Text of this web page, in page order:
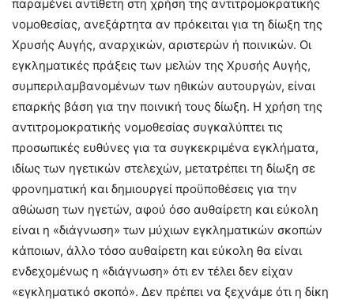
παραμένει αντίθετη στη χρήση της αντιτρομοκρατικής
νομοθεσίας, ανεξάρτητα αν πρόκειται για τη δίωξη της
Χρυσής Αυγής, αναρχικών, αριστερών ή ποινικών. Οι
εγκληματικές πράξεις των μελών της Χρυσής Αυγής,
συμπεριλαμβανομένων των ηθικών αυτουργών, είναι
επαρκής βάση για την ποινική τους δίωξη. Η χρήση της
αντιτρομοκρατικής νομοθεσίας συγκαλύπτει τις
προσωπικές ευθύνες για τα συγκεκριμένα εγκλήματα,
ιδίως των ηγετικών στελεχών, μετατρέπει τη δίωξη σε
φρονηματική και δημιουργεί προϋποθέσεις για την
αθώωση των ηγετών, αφού όσο αυθαίρετη και εύκολη
είναι η «διάγνωση» των μύχιων εγκληματικών σκοπών
κάποιων, άλλο τόσο αυθαίρετη και εύκολη θα είναι
ενδεχομένως η «διάγνωση» ότι εν τέλει δεν είχαν
«εγκληματικό σκοπό». Δεν πρέπει να ξεχνάμε ότι η δίκη